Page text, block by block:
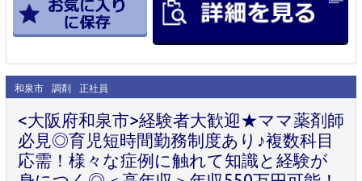
和泉市 調剤 正社員
<大阪府和泉市>経験者大歓迎★ママ薬剤師
必見◎育児短時間勤務制度あり♪複数科目
応需！様々な症例に触れて知識と経験が